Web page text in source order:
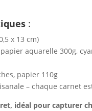
:
x 13 cm)
aquarelle 300g,
papier 110g
– chaque carnet
idéal pour capturer